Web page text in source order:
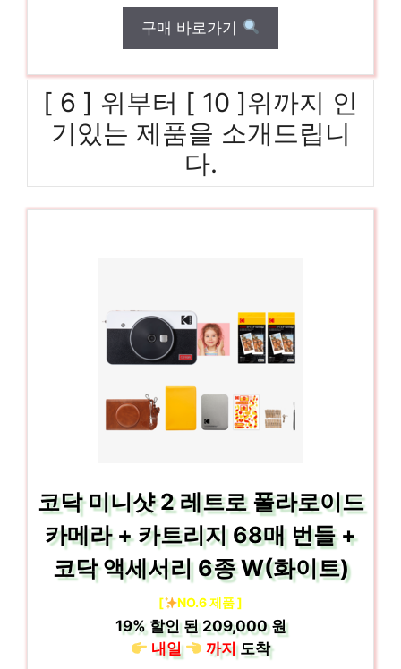
구매 바로가기
[ 6 ] 위부터 [ 10 ]위까지 인
기있는 제품을 소개드립니
다.
코닥 미니샷 2 레트로 폴라로이드
카메라 + 카트리지 68매 번들 +
코닥 액세서리 6종 W(화이트)
[ NO.6 제품 ]
19%할인 된209,000 원
내일
까지도착